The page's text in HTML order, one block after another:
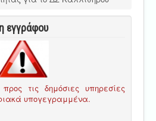
εγγράφου
τις δημόσιες υπηρεσίες
υπογεγραμμένα.